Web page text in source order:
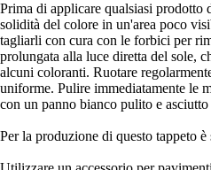
Prima di applicare qualsiasi prodotto
solidità del colore in un'area poco
tagliarli con cura con le forbici per
prolungata alla luce diretta del sole,
alcuni coloranti. Ruotare
uniforme. Pulire immediatamente le
con un panno bianco pulito e
Per la produzione di questo tappeto